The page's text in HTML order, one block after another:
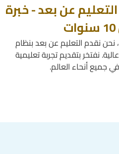
عن بعد - خبرة
نقدم التعليم عن بعد بنظام
نفتخر بتقديم تجربة تعليمية
جميع أنحاء العالم.